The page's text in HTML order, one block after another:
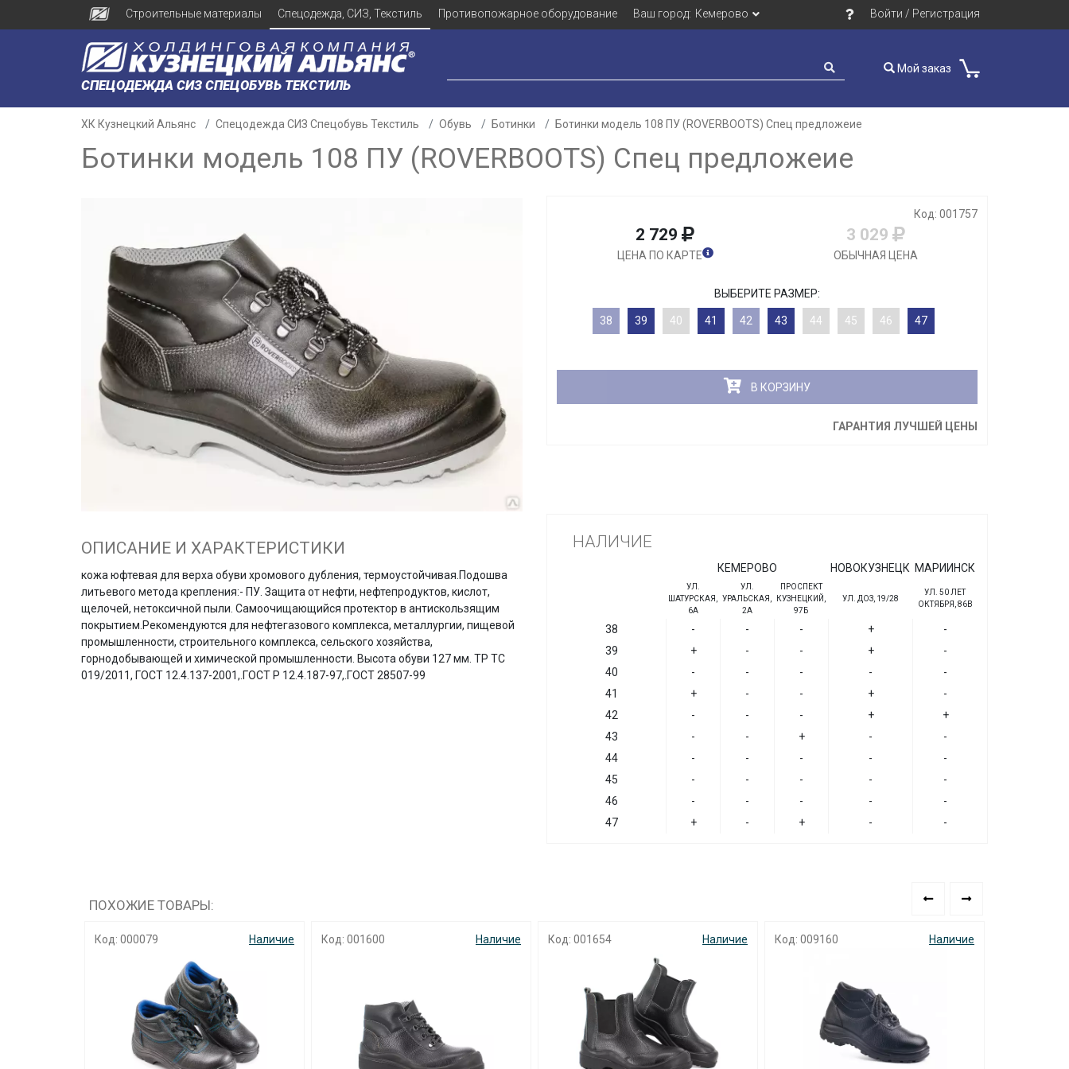
Строительные материалы Спецодежда, СИЗ, Текстиль Противопожарное оборудование Ваш город: Кемерово Войти / Регистрация
СПЕЦОДЕЖДА СИЗ СПЕЦОБУВЬ ТЕКСТИЛЬ
Мой заказ
ХК Кузнецкий Альянс Спецодежда СИЗ Спецобувь Текстиль Обувь Ботинки Ботинки модель 108 ПУ (ROVERBOOTS) Спец предложеие
Ботинки модель 108 ПУ (ROVERBOOTS) Спец предложеие
Код: 001757
2 729
ЦЕНА ПО КАРТЕ
3 029
ОБЫЧНАЯ ЦЕНА
ВЫБЕРИТЕ РАЗМЕР:
38 39 40 41 42 43 44 45 46 47
В КОРЗИНУ
ГАРАНТИЯ ЛУЧШЕЙ ЦЕНЫ
ОПИСАНИЕ И ХАРАКТЕРИСТИКИ
кожа юфтевая для верха обуви хромового дубления, термоустойчивая.Подошва
литьевого метода крепления:- ПУ. Защита от нефти, нефтепродуктов, кислот,
щелочей, нетоксичной пыли. Самоочищающийся протектор в антискользящим
покрытием.Рекомендуются для нефтегазового комплекса, металлургии, пищевой
промышленности, строительного комплекса, сельского хозяйства,
горнодобывающей и химической промышленности. Высота обуви 127 мм. ТР ТС
019/2011, ГОСТ 12.4.137-2001,.ГОСТ Р 12.4.187-97,.ГОСТ 28507-99
НАЛИЧИЕ
КЕМЕРОВО НОВОКУЗНЕЦК МАРИИНСК
УЛ.
ШАТУРСКАЯ,
6А
УЛ.
УРАЛЬСКАЯ,
2А
ПРОСПЕКТ
КУЗНЕЦКИЙ,
97Б
УЛ. ДОЗ, 19/28
УЛ. 50 ЛЕТ
ОКТЯБРЯ, 86В
38 - - - +
-
39
+ - - +
-
40
- - - -
-
41
+ - - +
-
42
- - - +
+
43
- - + -
-
44
- - - -
-
45
- - - -
-
46
- - - -
-
47
+ - + - -
ПОХОЖИЕ ТОВАРЫ:
Код: 000079 Наличие Код: 001600 Наличие Код: 001654 Наличие Код: 009160 Наличие